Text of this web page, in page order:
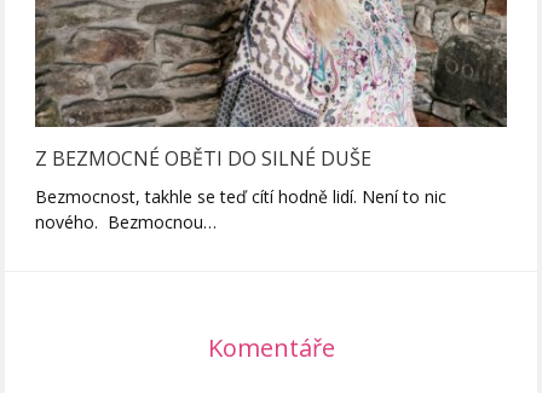
Z BEZMOCNÉ OBĚTI DO SILNÉ DUŠE
Bezmocnost, takhle se teď cítí hodně lidí. Není to nic
nového. Bezmocnou…
Komentáře